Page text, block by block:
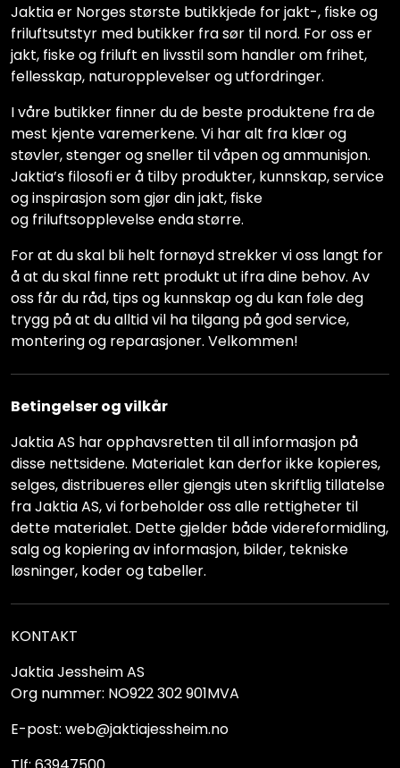
Jaktia er Norges største butikkjede for jakt-, fiske og
friluftsutstyr med butikker fra sør til nord. For oss er
jakt, fiske og friluft en livsstil som handler om frihet,
fellesskap, naturopplevelser og utfordringer.
I våre butikker finner du de beste produktene fra de
mest kjente varemerkene. Vi har alt fra klær og
støvler, stenger og sneller til våpen og ammunisjon.
Jaktia’s filosofi er å tilby produkter, kunnskap, service
og inspirasjon som gjør din jakt, fiske
og friluftsopplevelse enda større.
For at du skal bli helt fornøyd strekker vi oss langt for
å at du skal finne rett produkt ut ifra dine behov. Av
oss får du råd, tips og kunnskap og du kan føle deg
trygg på at du alltid vil ha tilgang på god service,
montering og reparasjoner. Velkommen!
Betingelser og vilkår
Jaktia AS har opphavsretten til all informasjon på
disse nettsidene. Materialet kan derfor ikke kopieres,
selges, distribueres eller gjengis uten skriftlig tillatelse
fra Jaktia AS, vi forbeholder oss alle rettigheter til
dette materialet. Dette gjelder både videreformidling,
salg og kopiering av informasjon, bilder, tekniske
løsninger, koder og tabeller.
KONTAKT
Jaktia Jessheim AS
Org nummer: NO922 302 901MVA
E-post: web@jaktiajessheim.no